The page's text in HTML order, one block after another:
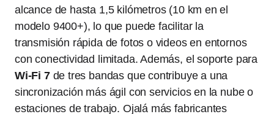
alcance de hasta 1,5 kilómetros (10 km en el
modelo 9400+), lo que puede facilitar la
transmisión rápida de fotos o videos en entornos
con conectividad limitada. Además, el soporte para
Wi-Fi 7de tres bandas que contribuye a una
sincronización más ágil con servicios en la nube o
estaciones de trabajo. Ojalá más fabricantes